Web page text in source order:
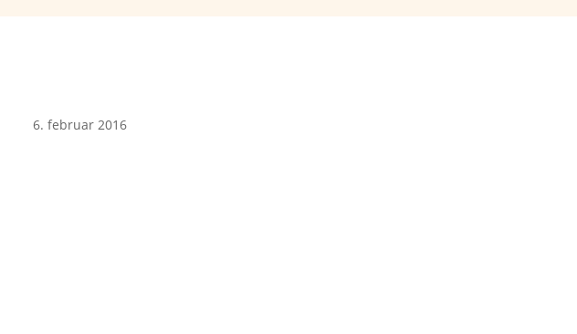
6. februar 2016